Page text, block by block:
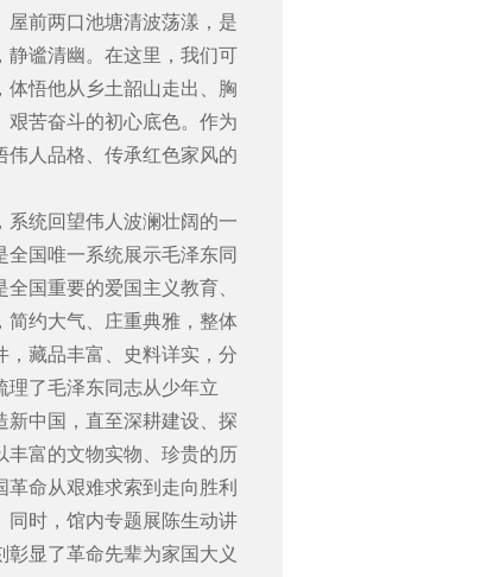
屋前两口池塘清波荡漾，是
静谧清幽。在这里，我们可
体悟他从乡土韶山走出、胸
苦奋斗的初心底色。作为
伟人品格、传承红色家风的
系统回望伟人波澜壮阔的一
国唯一系统展示毛泽东同
国重要的爱国主义教育、
简约大气、庄重典雅，整体
，藏品丰富、史料详实，分
理了毛泽东同志从少年立
新中国，直至深耕建设、探
丰富的文物实物、珍贵的历
命从艰难求索到走向胜利
同时，馆内专题展陈生动讲
显了革命先辈为家国大义